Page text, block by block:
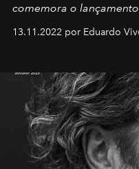
comemora o
13.11.2022 por Eduardo